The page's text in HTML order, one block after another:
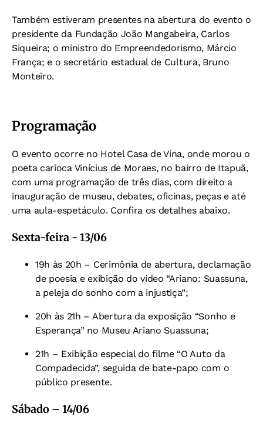
Também estiveram presentes na abertura do evento o
presidente da Fundação João Mangabeira, Carlos
Siqueira; o ministro do Empreendedorismo, Márcio
França; e o secretário estadual de Cultura, Bruno
Monteiro.
Programação
O evento ocorre no Hotel Casa de Vina, onde morou o
poeta carioca Vinícius de Moraes, no bairro de Itapuã,
com uma programação de três dias, com direito a
inauguração de museu, debates, oficinas, peças e até
uma aula-espetáculo. Confira os detalhes abaixo.
Sexta-feira - 13/06
19h às 20h – Cerimônia de abertura, declamação
de poesia e exibição do vídeo “Ariano: Suassuna,
a peleja do sonho com a injustiça”;
20h às 21h – Abertura da exposição “Sonho e
Esperança” no Museu Ariano Suassuna;
21h – Exibição especial do filme “O Auto da
Compadecida”, seguida de bate-papo com o
público presente.
Sábado – 14/06